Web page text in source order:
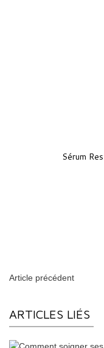
Sérum
Article précédent
ARTICLES LIÉS